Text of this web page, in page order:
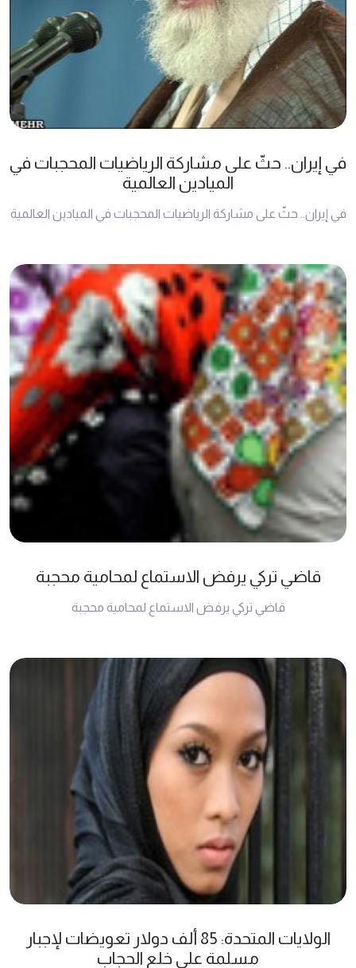
في إيران.. حثّ على مشاركة الرياضيات المحجبات في
الميادين العالمية
في إيران.. حثّ على مشاركة الرياضيات المحجبات في الميادين العالمية
قاضي تركي يرفض الاستماع لمحامية محجبة
قاضي تركي يرفض الاستماع لمحامية محجبة
الولايات المتحدة: 85 ألف دولار تعويضات لإجبار
مسلمة على خلع الحجاب